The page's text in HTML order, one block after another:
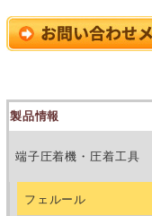
製品情報
端子圧着機・圧着工具
フェルール